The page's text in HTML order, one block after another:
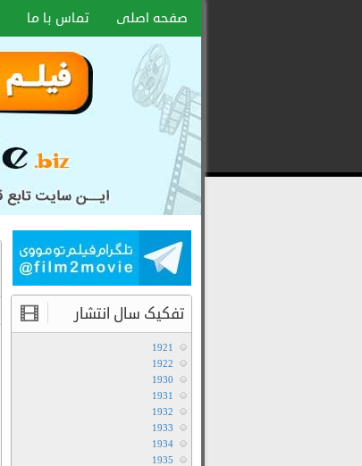
صفحه اصلی تماس با ما
تفکیک سال انتشار
1921
1922
1930
1931
1932
1933
1934
1935